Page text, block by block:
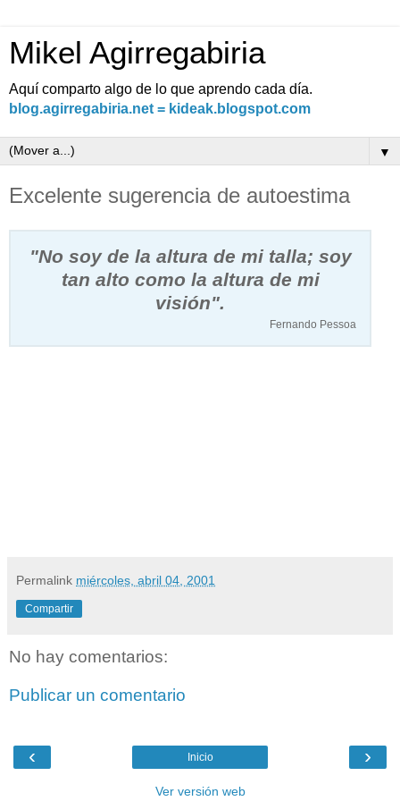
Mikel Agirregabiria
Aquí comparto algo de lo que aprendo cada día.
blog.agirregabiria.net = kideak.blogspot.com
▼
Excelente sugerencia de autoestima
"No soy de la altura de mi talla; soy
tan alto como la altura de mi
visión".
Fernando Pessoa
Permalink miércoles, abril 04, 2001
Compartir
No hay comentarios:
Publicar un comentario
‹ ›
Inicio
Ver versión web